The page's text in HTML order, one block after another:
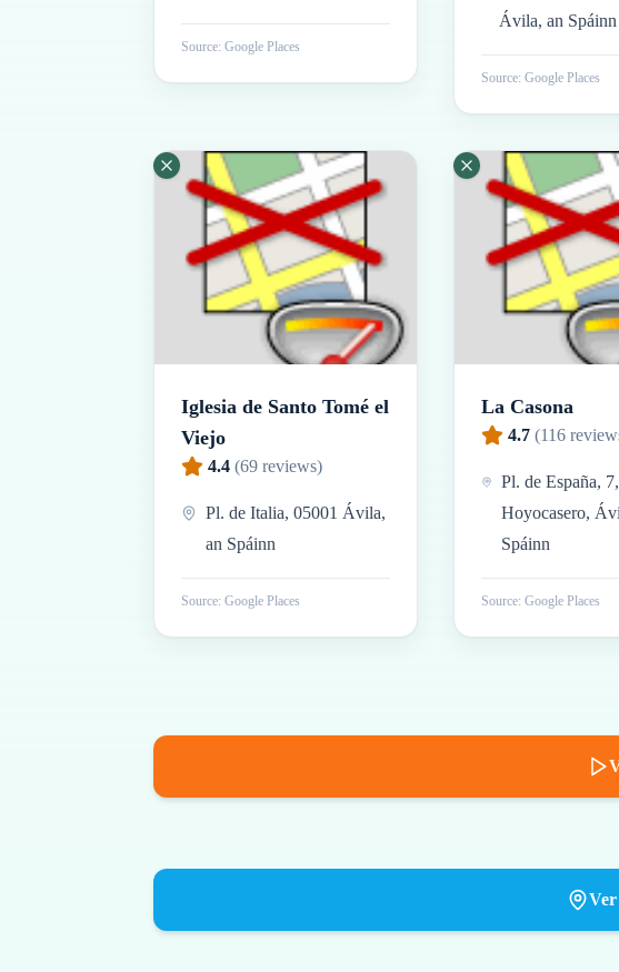
Source: Google Places
Ávila, an Spáinn
Source: Google Places
Iglesia de Santo Tomé el
Viejo
4.4 (69 reviews)
Pl. de Italia, 05001 Ávila,
an Spáinn
Source: Google Places
La Casona
4.7 (116
Pl. de España,
Hoyocasero,
Spáinn
Source: Google Places
Ver